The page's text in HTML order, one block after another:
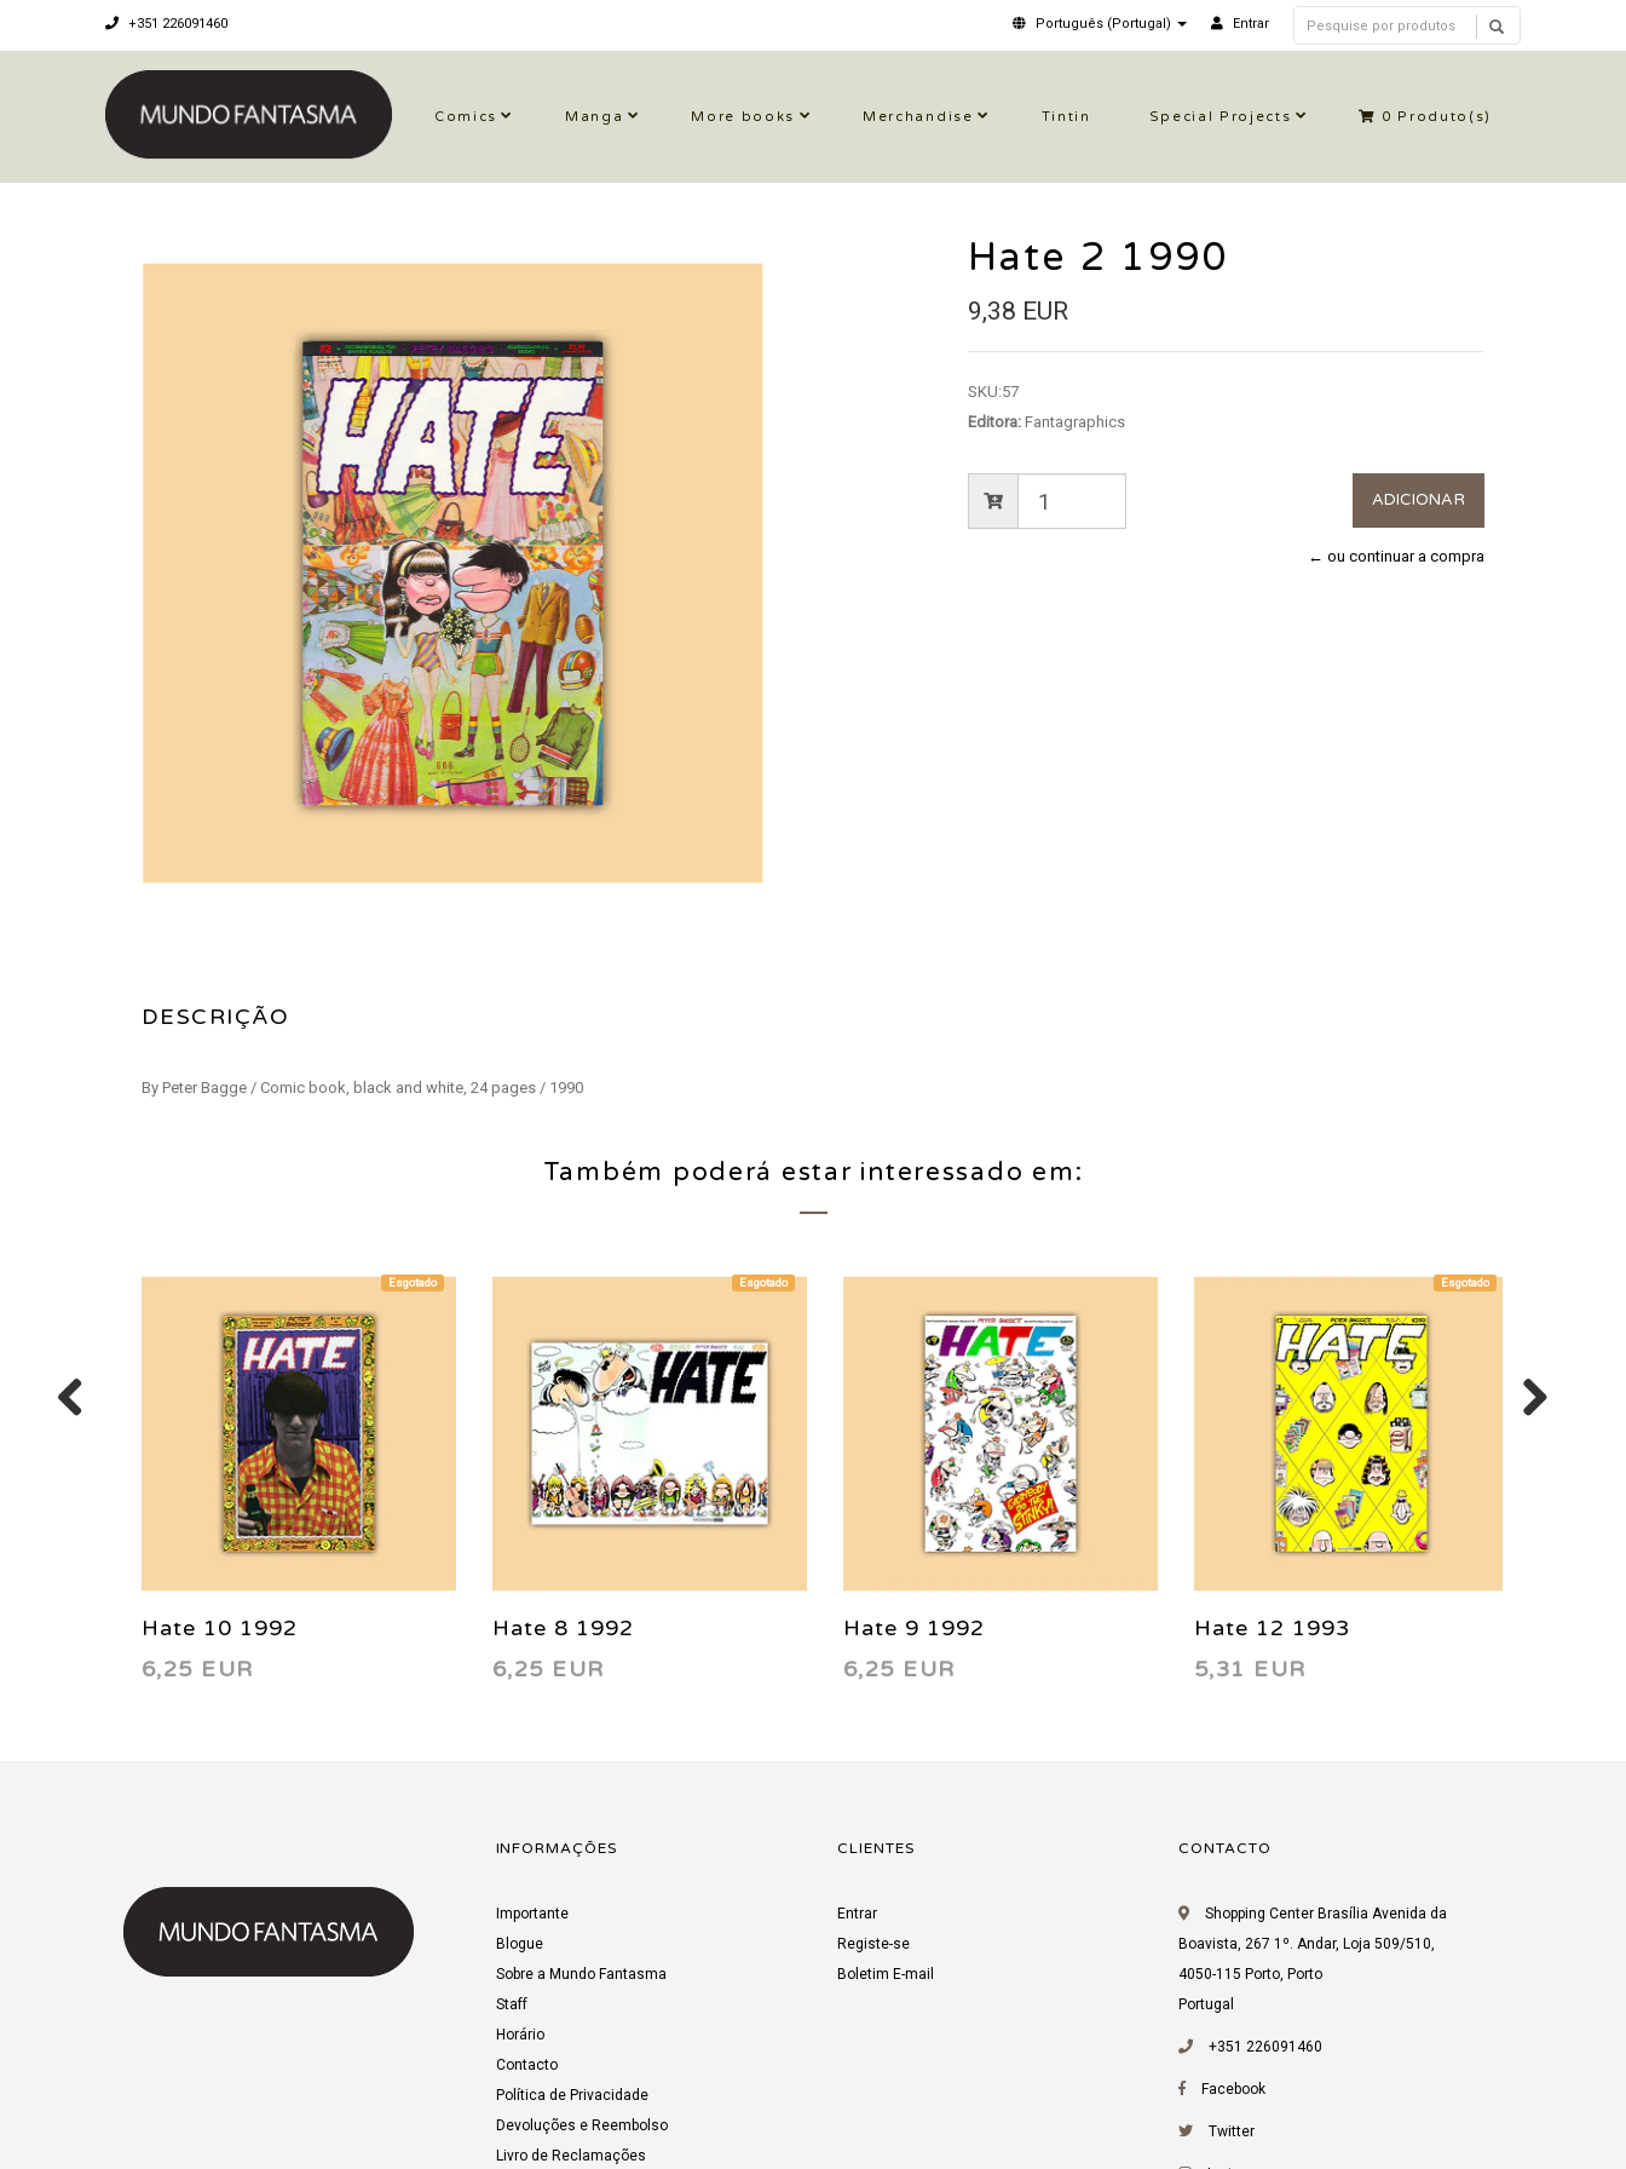
+351 226091460 Português (Portugal) Entrar
Comics Manga More books Merchandise Tintin Special Projects 0 Produto(s)
DESCRIÇÃO
By Peter Bagge / Comic book, black and white, 24 pages / 1990
Hate 2 1990
9,38 EUR
SKU:57
Editora:Fantagraphics
← ou continuar a compra
Também poderá estar interessado em:
Esgotado
Hate 10 1992
6,25 EUR
Esgotado
Hate 8 1992
6,25 EUR
Hate 9 1992
6,25 EUR
Esgotado
Hate 12 1993
5,31 EUR
INFORMAÇÕES
Importante
Blogue
Sobre a Mundo Fantasma
Staff
Horário
Contacto
Política de Privacidade
Devoluções e Reembolso
Livro de Reclamações
CLIENTES
Entrar
Registe-se
Boletim E-mail
CONTACTO
Shopping Center Brasília Avenida da
Boavista, 267 1º. Andar, Loja 509/510,
4050-115 Porto, Porto
Portugal
+351 226091460
Facebook
Twitter